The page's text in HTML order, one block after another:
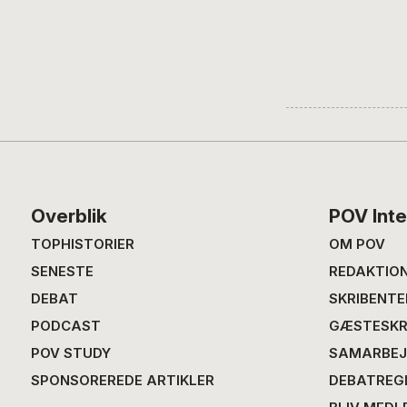
Footer
Overblik
TOPHISTORIER
SENESTE
DEBAT
PODCAST
POV STUDY
SPONSOREREDE ARTIKLER
POV
OM POV